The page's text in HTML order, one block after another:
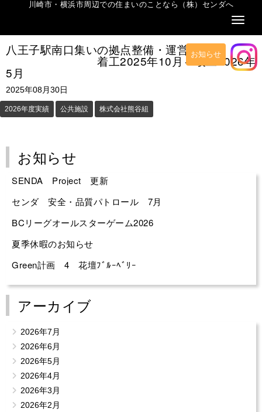
川崎市・横浜市周辺での住まいのことなら（株）センダへ
お知らせ
八王子駅南口集いの拠点整備・運営事業
着工2025年10月～竣工2026年
5月
2025年08月30日
2026年度実績 公共施設 株式会社熊谷組
お知らせ
SENDA Project 更新
センダ 安全・品質パトロール 7月
BCリーグオールスターゲーム2026
夏季休暇のお知らせ
Green計画 4 花壇ﾌﾞﾙｰﾍﾞﾘｰ
アーカイブ
2026年7月
2026年6月
2026年5月
2026年4月
2026年3月
2026年2月